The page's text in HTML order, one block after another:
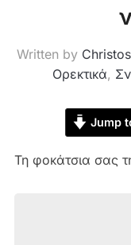
Written by Christos
Ορεκτικά,
Jump
Τη φοκάτσια σας